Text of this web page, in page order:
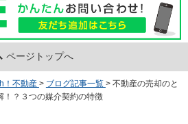
ページトップへ
！不動産 > ブログ記事一覧 > 不動産の売却のと
！？３つの媒介契約の特徴